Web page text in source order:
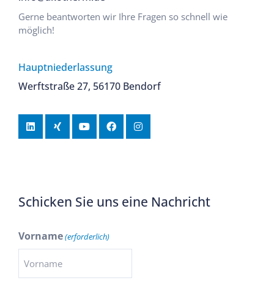
Gerne beantworten wir Ihre Fragen so schnell wie
möglich!
Hauptniederlassung
Werftstraße 27, 56170 Bendorf
Schicken Sie uns eine Nachricht
Vorname(erforderlich)